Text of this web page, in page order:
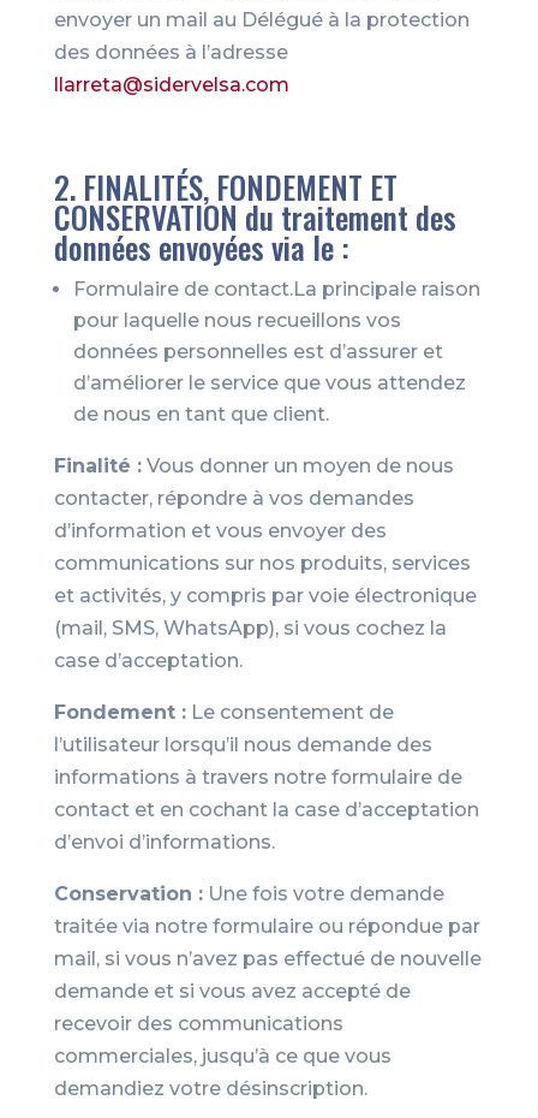
envoyer un mail au Délégué à la protection
des données à l’adresse
llarreta@sidervelsa.com
2. FINALITÉS, FONDEMENT ET
CONSERVATION du traitement des
données envoyées via le :
Formulaire de contact.La principale raison
pour laquelle nous recueillons vos
données personnelles est d’assurer et
d’améliorer le service que vous attendez
de nous en tant que client.
Finalité :Vous donner un moyen de nous
contacter, répondre à vos demandes
d’information et vous envoyer des
communications sur nos produits, services
et activités, y compris par voie électronique
(mail, SMS, WhatsApp), si vous cochez la
case d’acceptation.
Fondement :Le consentement de
l’utilisateur lorsqu’il nous demande des
informations à travers notre formulaire de
contact et en cochant la case d’acceptation
d’envoi d’informations.
Conservation :Une fois votre demande
traitée via notre formulaire ou répondue par
mail, si vous n’avez pas effectué de nouvelle
demande et si vous avez accepté de
recevoir des communications
commerciales, jusqu’à ce que vous
demandiez votre désinscription.